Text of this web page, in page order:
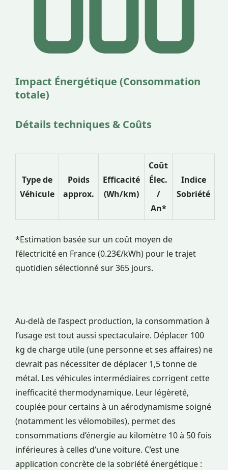
Impact Énergétique (Consommation
totale)
Détails techniques & Coûts
Type de
Véhicule
Poids
approx.
Efficacité
(Wh/km)
Coût
Élec.
/
An*
Indice
Sobriété
*Estimation basée sur un coût moyen de
l’électricité en France (0.23€/kWh) pour le trajet
quotidien sélectionné sur 365 jours.
Au-delà de l’aspect production, la consommation à
l’usage est tout aussi spectaculaire. Déplacer 100
kg de charge utile (une personne et ses affaires) ne
devrait pas nécessiter de déplacer 1,5 tonne de
métal. Les véhicules intermédiaires corrigent cette
inefficacité thermodynamique. Leur légèreté,
couplée pour certains à un aérodynamisme soigné
(notamment les vélomobiles), permet des
consommations d’énergie au kilomètre 10 à 50 fois
inférieures à celles d’une voiture. C’est une
application concrète de la sobriété énergétique :